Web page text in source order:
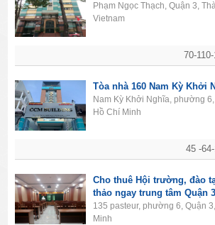
70-
Phạm Ngọc Thạch, Quận 3,
Vietnam
45 -
Tòa nhà 160 Nam Kỳ Khởi
Nam Kỳ Khởi Nghĩa, phường
Hồ Chí Minh
Cho thuê Hội trường, đào
thảo ngay trung tâm Quận 3
135 pasteur, phường 6, Quận
Minh